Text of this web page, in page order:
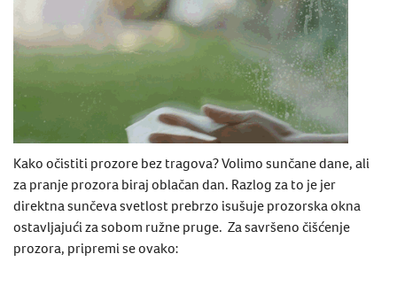
Kako očistiti prozore bez tragova? Volimo sunčane dane, ali ​​
za pranje prozora biraj oblačan dan. Razlog za to je​​ jer
direktna sunčeva svetlost prebrzo isušuje prozorska okna
ostavljajući za sobom ružne pruge. Za savršeno čišćenje
prozora, pripremi se ovako: